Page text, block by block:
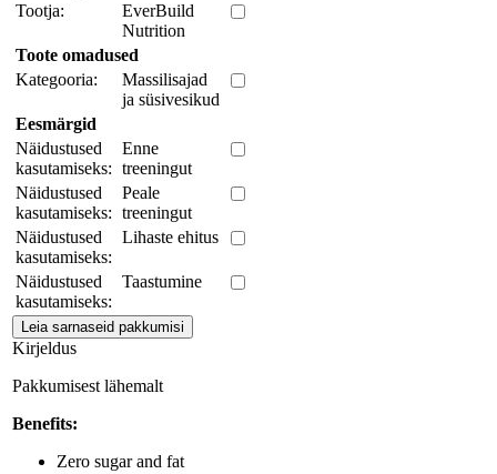
Tootja:
EverBuild
Nutrition
Toote omadused
Kategooria:
Massilisajad
ja süsivesikud
Eesmärgid
Näidustused
kasutamiseks:
Enne
treeningut
Näidustused
kasutamiseks:
Peale
treeningut
Näidustused
kasutamiseks:
Lihaste ehitus
Näidustused
kasutamiseks:
Taastumine
Kirjeldus
Pakkumisest lähemalt
Benefits:
Zero sugar and fat